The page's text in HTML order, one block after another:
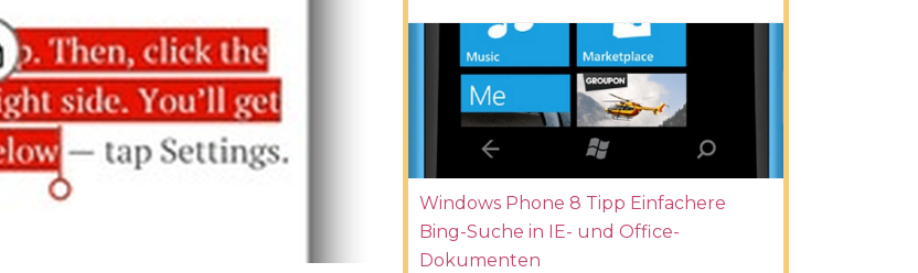
Windows Phone 8 Tipp Einfachere
Bing-Suche in IE- und Office-
Dokumenten